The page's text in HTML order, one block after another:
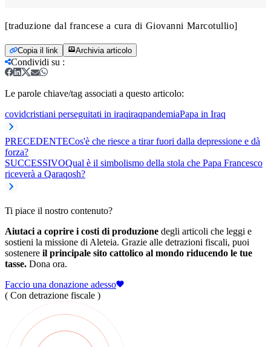
[traduzione dal francese a cura di Giovanni Marcotullio]
Copia il link Archivia articolo
Condividi su :
Le parole chiave/tag associati a questo articolo:
covidcristiani perseguitati in iraqiraqpandemiaPapa in Iraq
PRECEDENTECos'è che riesce a tirar fuori dalla depressione e dà
forza?
SUCCESSIVOQual è il simbolismo della stola che Papa Francesco
riceverà a Qaraqosh?
Ti piace il nostro contenuto?
Aiutaci a coprire i costi di produzione degli articoli che leggi e
sostieni la missione di Aleteia. Grazie alle detrazioni fiscali, puoi
sostenere il principale sito cattolico al mondo riducendo le tue
tasse. Dona ora.
Faccio una donazione adesso
( Con detrazione fiscale )